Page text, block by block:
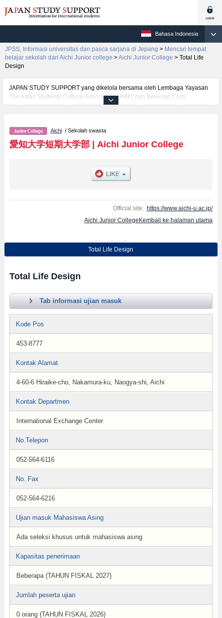
Bahasa Indonesia
JPSS, Informasi universitas dan pasca sarjana di Jepang > Mencari tempat
belajar sekolah dari Aichi Junior college >Aichi Junior College > Total Life
Design
JAPAN STUDY SUPPORT yang dikelola bersama oleh Lembaga Yayasan
The Asian Students Cultural Association (ABK) dan Benesse Corp.
menyediakan informasi sekitar 1300 universitas, pascasarjana, universitas
per fakultas seperti Fakultas Total Life Design, serta berbagai informasi
yang berguna bagi mahasiswa(i) mancanegara seperti kuota untuk jumlah
pendaftar dan jumlah kelulusan ujian masuk mahasiswa(i) mancanegara,
lainnya. Silakan memanfaatkannya.
Aichi/ Sekolah swasta
愛知大学短期大学部| Aichi Junior College
Official site: https://www.aichi-u.ac.jp/
Aichi Junior CollegeKembali ke halaman utama
Total Life Design
Total Life Design
Tab informasi ujian masuk
Kode Pos
453-8777
Kontak Alamat
4-60-6 Hiraike-cho, Nakamura-ku, Naogya-shi, Aichi
Kontak Departmen
International Exchange Center
No.Telepon
052-564-6116
No. Fax
052-564-6216
Ujian masuk Mahasiswa Asing
Ada seleksi khusus untuk mahasiswa asing
Kapasitas penerimaan
Beberapa (TAHUN FISKAL 2027)
Jumlah peserta ujian
0 orang (TAHUN FISKAL 2026)